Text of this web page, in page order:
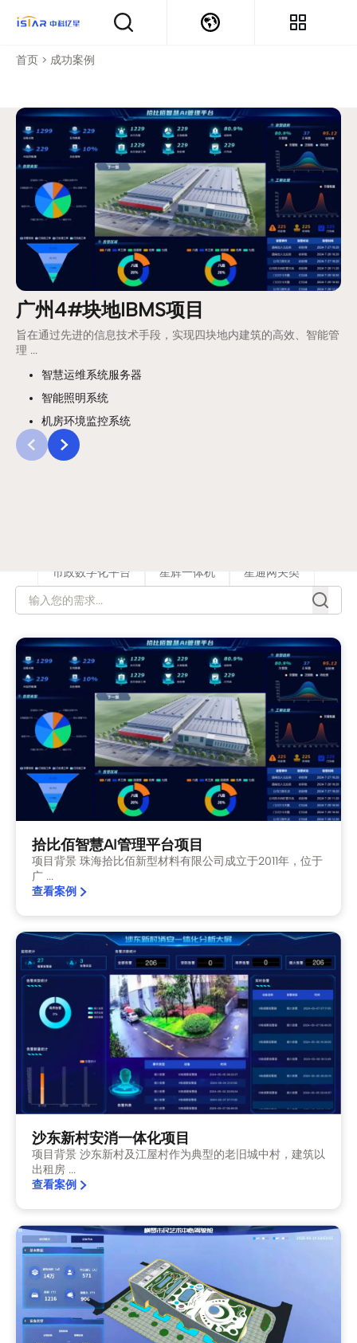
首页 > 成功案例
广州4#块地IBMS项目
旨在通过先进的信息技术手段，实现四块地内建筑的高效、智能管
理 ...
智慧运维系统服务器
智能照明系统
机房环境监控系统
市政数字化平台
星辉一体机 星通网关类
拾比佰智慧AI管理平台项目
项目背景 珠海拾比佰新型材料有限公司成立于2011年，位于
广 ...
查看案例
沙东新村安消一体化项目
项目背景 沙东新村及江屋村作为典型的老旧城中村，建筑以
出租房 ...
查看案例